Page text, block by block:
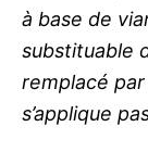
à base de
substituable
remplacé
s’applique